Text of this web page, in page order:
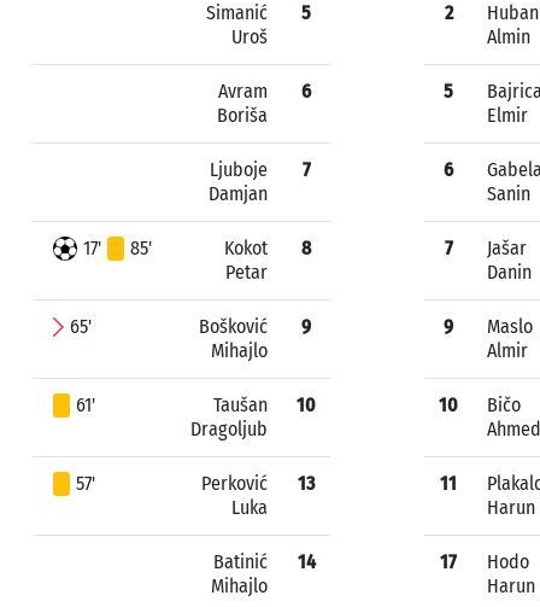
Simanić
Uroš
5
Avram
Boriša
6
Ljuboje
Damjan
7
17' 85'
Kokot
Petar
8
65'
Bošković
Mihajlo
9
61'
Taušan
Dragoljub
10
57'
Perković
Luka
13
Batinić
Mihajlo
14
2
Almin
5
Elmir
6
Sanin
7
Jašar
Danin
9
Maslo
Almir
10
Bičo
Ahmed
11
Harun
17
Hodo
Harun